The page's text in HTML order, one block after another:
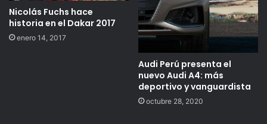
Nicolás Fuchs hace
historia en el Dakar 2017
enero 14, 2017
Audi Perú presenta el
nuevo Audi A4: más
deportivo y vanguardista
octubre 28, 2020